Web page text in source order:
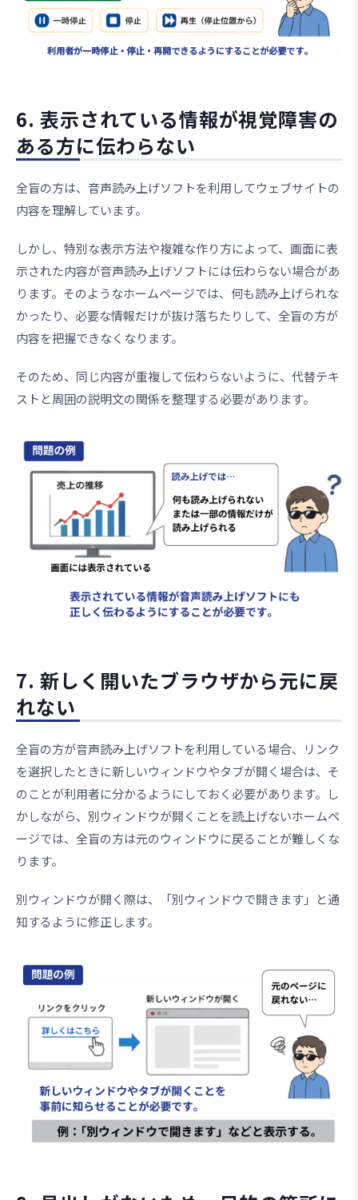
6. 表示されている情報が視覚障害の
ある方に伝わらない
全盲の方は、音声読み上げソフトを利用してウェブサイトの
内容を理解しています。
しかし、特別な表示方法や複雑な作り方によって、画面に表
示された内容が音声読み上げソフトには伝わらない場合があ
ります。そのようなホームページでは、何も読み上げられな
かったり、必要な情報だけが抜け落ちたりして、全盲の方が
内容を把握できなくなります。
そのため、同じ内容が重複して伝わらないように、代替テキ
ストと周囲の説明文の関係を整理する必要があります。
7. 新しく開いたブラウザから元に戻
れない
全盲の方が音声読み上げソフトを利用している場合、リンク
を選択したときに新しいウィンドウやタブが開く場合は、そ
のことが利用者に分かるようにしておく必要があります。し
かしながら、別ウィンドウが開くことを読上げないホームペ
ージでは、全盲の方は元のウィンドウに戻ることが難しくな
ります。
別ウィンドウが開く際は、「別ウィンドウで開きます」と通
知するように修正します。